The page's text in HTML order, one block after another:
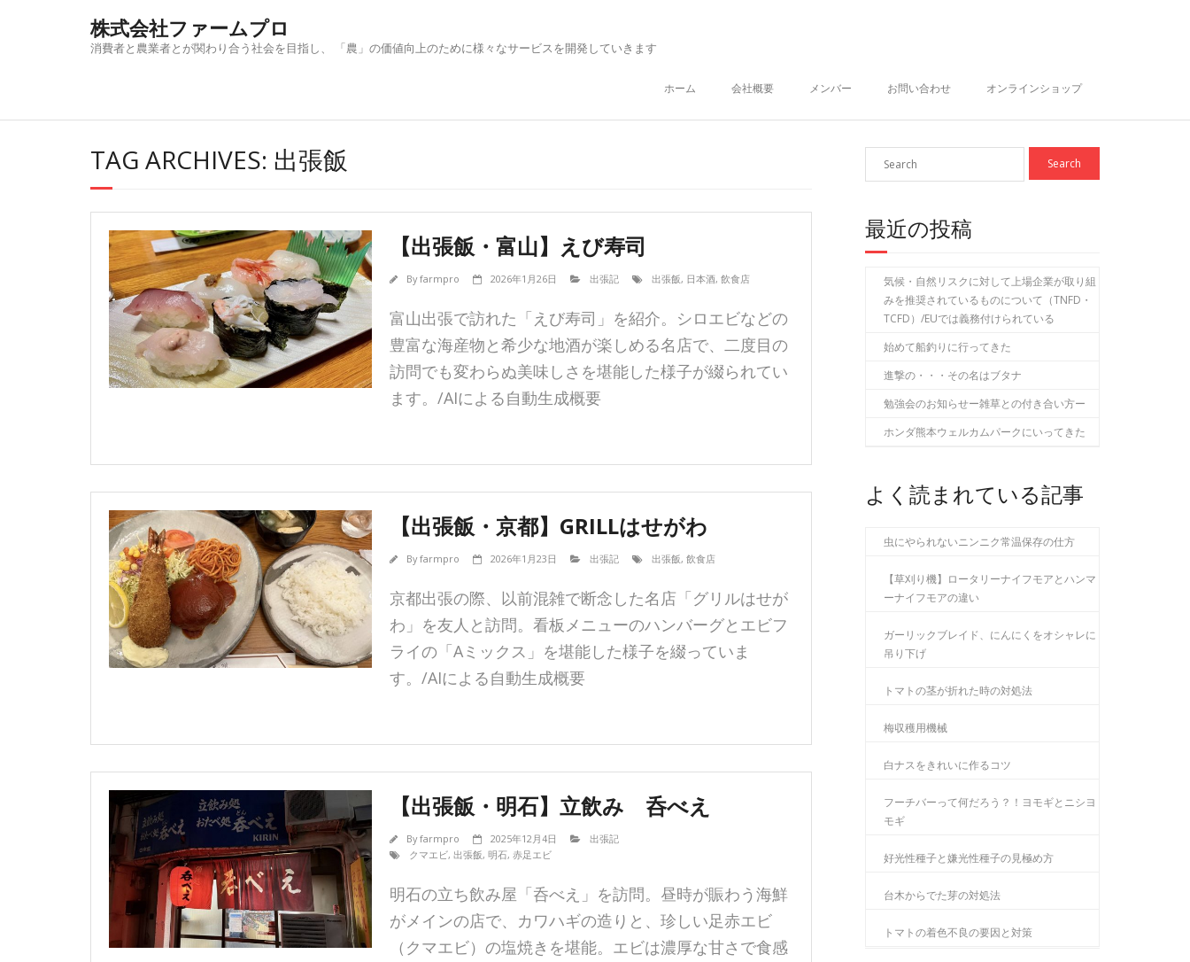
株式会社ファームプロ
消費者と農業者とが関わり合う社会を目指し、 「農」の価値向上のために様々なサービスを開発していきます
ホーム 会社概要 メンバー お問い合わせ オンラインショップ
TAG ARCHIVES: 出張飯
【出張飯・富山】えび寿司
Byfarmpro 2026年1月26日 出張記 出張飯, 日本酒,飲食店
富山出張で訪れた「えび寿司」を紹介。シロエビなどの
豊富な海産物と希少な地酒が楽しめる名店で、二度目の
訪問でも変わらぬ美味しさを堪能した様子が綴られてい
ます。/AIによる自動生成概要
【出張飯・京都】GRILLはせがわ
Byfarmpro 2026年1月23日 出張記 出張飯,飲食店
京都出張の際、以前混雑で断念した名店「グリルはせが
わ」を友人と訪問。看板メニューのハンバーグとエビフ
ライの「Aミックス」を堪能した様子を綴っていま
す。/AIによる自動生成概要
【出張飯・明石】立飲み 呑べえ
Byfarmpro 2025年12月4日
出張記
クマエビ,出張飯,明石,赤足エビ
明石の立ち飲み屋「呑べえ」を訪問。昼時が賑わう海鮮
がメインの店で、カワハギの造りと、珍しい足赤エビ
（クマエビ）の塩焼きを堪能。エビは濃厚な甘さで食感
最近の投稿
気候・自然リスクに対して上場企業が取り組
みを推奨されているものについて（TNFD・
TCFD）/EUでは義務付けられている
始めて船釣りに行ってきた
進撃の・・・その名はブタナ
勉強会のお知らせー雑草との付き合い方ー
ホンダ熊本ウェルカムパークにいってきた
よく読まれている記事
虫にやられないニンニク常温保存の仕方
【草刈り機】ロータリーナイフモアとハンマ
ーナイフモアの違い
ガーリックブレイド、にんにくをオシャレに
吊り下げ
トマトの茎が折れた時の対処法
梅収穫用機械
白ナスをきれいに作るコツ
フーチバーって何だろう？！ヨモギとニシヨ
モギ
好光性種子と嫌光性種子の見極め方
台木からでた芽の対処法
トマトの着色不良の要因と対策